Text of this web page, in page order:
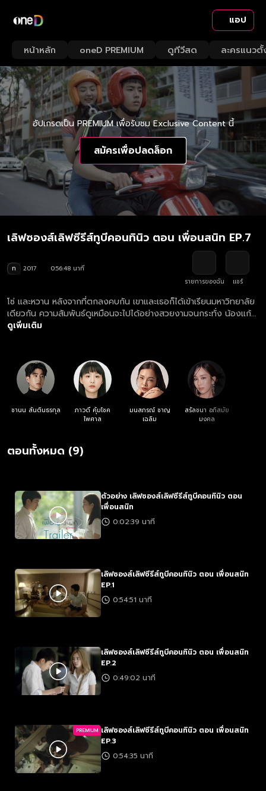
แอป
หน้าหลัก oneD PREMIUM ดูทีวีสด ละครแนวตั้
อัปเกรดเป็น PREMIUM เพื่อรับชม Exclusive Content นี้
สมัครเพื่อปลดล็อก
เลิฟซองส์เลิฟซีรีส์ทูบีคอนทินิว ตอน เพื่อนสนิท EP.7
ท 2017
0:56:48 นาที
รายการของฉัน
แชร์
โซ่ และหวาน หลังจากที่ตกลงคบกัน เขาและเธอก็ได้เข้าเรียนมหาวิทยาลัย
เดียวกัน ความสัมพันธ์ดูเหมือนจะไปได้อย่างสวยงามจนกระทั่ง น้องแก้ว
ก้าวเข้ามาทำให้ความรักของทั้งสองสั่นคลอน แต่ก็ยังมี ปอ จิ้ง และ ไก๋
ดูเพิ่มเติม
ชานน สันตินธรกุล
ภาวดี คุ้มโชค
ไพศาล
มนสภรณ์ ชาญ
เฉลิม
สรัลชนา อภิสมัย
มงคล
ตอนทั้งหมด (9)
ตัวอย่าง เลิฟซองส์เลิฟซีรีส์ทูบีคอนทินิว ตอน
เพื่อนสนิท
0:02:39 นาที
เลิฟซองส์เลิฟซีรีส์ทูบีคอนทินิว ตอน เพื่อนสนิท
EP.1
0:54:51 นาที
เลิฟซองส์เลิฟซีรีส์ทูบีคอนทินิว ตอน เพื่อนสนิท
EP.2
0:49:02 นาที
PREMIUM เลิฟซองส์เลิฟซีรีส์ทูบีคอนทินิว ตอน เพื่อนสนิท
EP.3
0:54:35 นาที